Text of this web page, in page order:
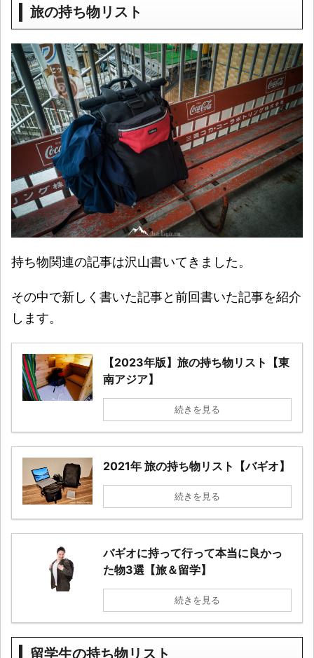
旅の持ち物リスト
持ち物関連の記事は沢山書いてきました。
その中で新しく書いた記事と前回書いた記事を紹介
します。
【2023年版】旅の持ち物リスト【東
南アジア】
続きを見る
2021年 旅の持ち物リスト【バギオ】
続きを見る
バギオに持って行って本当に良かっ
た物3選【旅＆留学】
続きを見る
留学生の持ち物リスト